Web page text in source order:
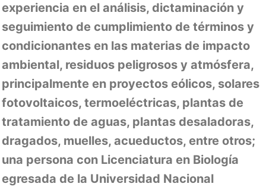
experiencia en el análisis, dictaminación y
seguimiento de cumplimiento de términos y
condicionantes en las materias de impacto
ambiental, residuos peligrosos y atmósfera,
principalmente en proyectos eólicos, solares
fotovoltaicos, termoeléctricas, plantas de
tratamiento de aguas, plantas desaladoras,
dragados, muelles, acueductos, entre otros;
una persona con Licenciatura en Biología
egresada de la Universidad Nacional